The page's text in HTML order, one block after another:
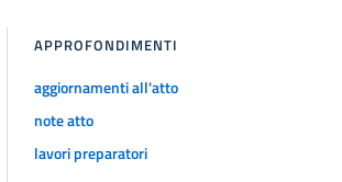
22
APPROFONDIMENTI
aggiornamenti all'atto
note atto
lavori preparatori